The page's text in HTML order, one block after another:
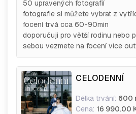
50 upravených fotografií
fotografie si můžete vybrat z
focení trvá cca 60-90min
doporučuji pro větší rodinu nebo
sebou vezmete na focení více
CELODENNÍ
Délka trvání: 600
Cena: 16 990.00